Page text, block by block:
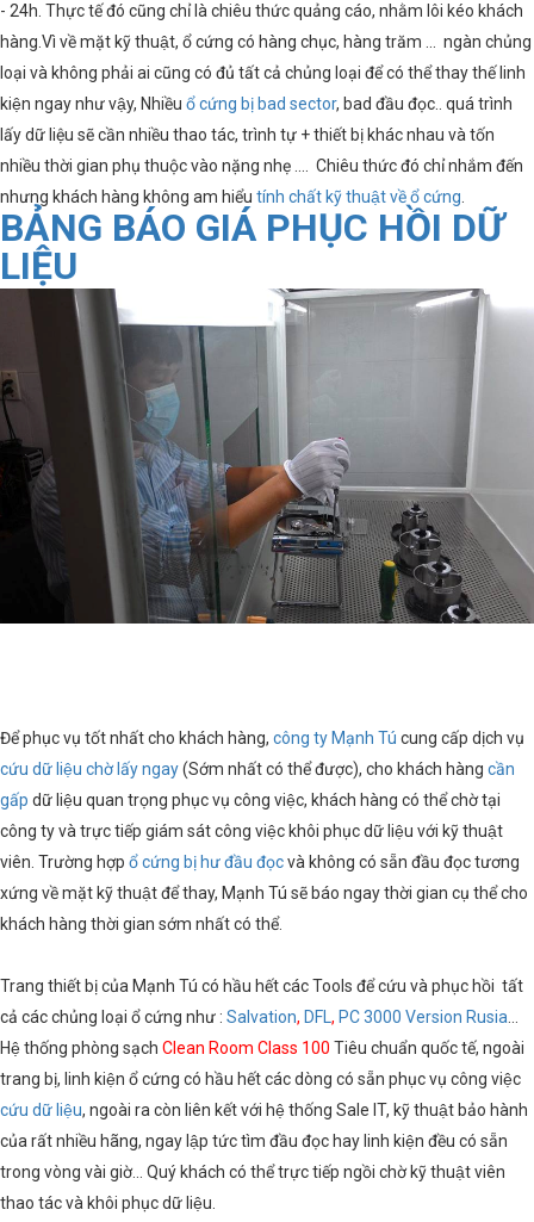
- 24h. Thực tế đó cũng chỉ là chiêu thức quảng cáo, nhằm lôi kéo khách
hàng.Vì về mặt kỹ thuật, ổ cứng có hàng chục, hàng trăm ... ngàn chủng
loại và không phải ai cũng có đủ tất cả chủng loại để có thể thay thế linh
kiện ngay như vậy, Nhiều ổ cứng bị bad sector, bad đầu đọc.. quá trình
lấy dữ liệu sẽ cần nhiều thao tác, trình tự + thiết bị khác nhau và tốn
nhiều thời gian phụ thuộc vào nặng nhẹ .... Chiêu thức đó chỉ nhắm đến
nhưng khách hàng không am hiểu tính chất kỹ thuật về ổ cứng.
BẢNG BÁO GIÁ PHỤC HỒI DỮ
LIỆU
Để phục vụ tốt nhất cho khách hàng, công ty Mạnh Tú cung cấp dịch vụ
cứu dữ liệu chờ lấy ngay(Sớm nhất có thể được), cho khách hàng cần
gấp dữ liệu quan trọng phục vụ công việc, khách hàng có thể chờ tại
công ty và trực tiếp giám sát công việc khôi phục dữ liệu với kỹ thuật
viên. Trường hợp ổ cứng bị hư đầu đọcvà không có sẵn đầu đọc tương
xứng về mặt kỹ thuật để thay, Mạnh Tú sẽ báo ngay thời gian cụ thể cho
khách hàng thời gian sớm nhất có thể.
Trang thiết bị của Mạnh Tú có hầu hết các Tools để cứu và phục hồi tất
cả các chủng loại ổ cứng như : Salvation, DFL, PC 3000 Version Rusia...
Hệ thống phòng sạch Clean Room Class 100 Tiêu chuẩn quốc tế, ngoài
trang bị, linh kiện ổ cứng có hầu hết các dòng có sẵn phục vụ công việc
cứu dữ liệu, ngoài ra còn liên kết với hệ thống Sale IT, kỹ thuật bảo hành
của rất nhiều hãng, ngay lập tức tìm đầu đọc hay linh kiện đều có sẵn
trong vòng vài giờ... Quý khách có thể trực tiếp ngồi chờ kỹ thuật viên
thao tác và khôi phục dữ liệu.